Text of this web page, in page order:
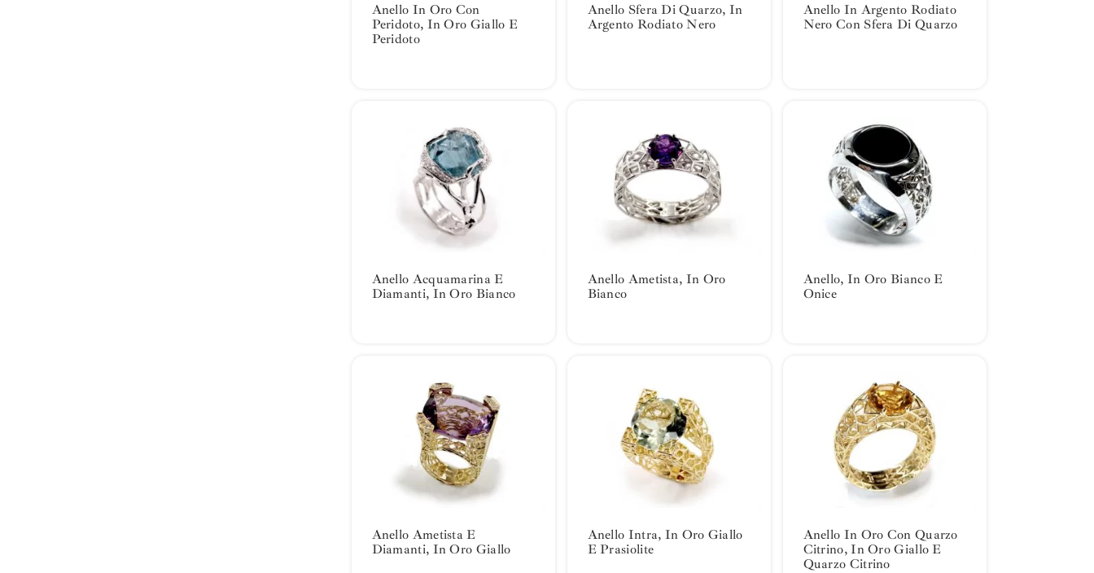
Anello In Oro Con
Peridoto, In Oro Giallo E
Peridoto
Anello Sfera Di Quarzo, In
Argento Rodiato Nero
Anello In Argento Rodiato
Nero Con Sfera Di Quarzo
Anello Acquamarina E
Diamanti, In Oro Bianco
Anello Ametista, In Oro
Bianco
Anello, In Oro Bianco E
Onice
Anello Ametista E
Diamanti, In Oro Giallo
Anello Intra, In Oro Giallo
E Prasiolite
Anello In Oro Con Quarzo
Citrino, In Oro Giallo E
Quarzo Citrino